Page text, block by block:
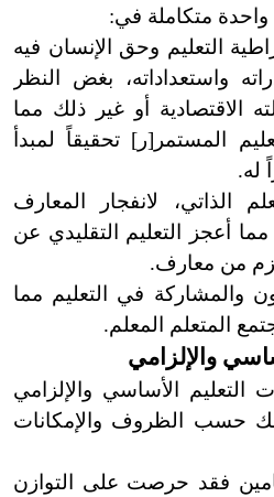
واحدة متكاملة في:
التعليم وحق الإنسان فيه
واستعداداته، بغض النظر
الاقتصادية أو غير ذلك مما
المستمر [ر ] تحقيقاً لمبدأ
له.
الذاتي، لانفجار المعارف
أعجز التعليم التقليدي عن
من معارف.
والمشاركة في التعليم مما
المتعلم المعلم.
والإلزامي
التعليم الأساسي والإلزامي
حسب الظروف والإمكانات
فقد حرصت على التوازن